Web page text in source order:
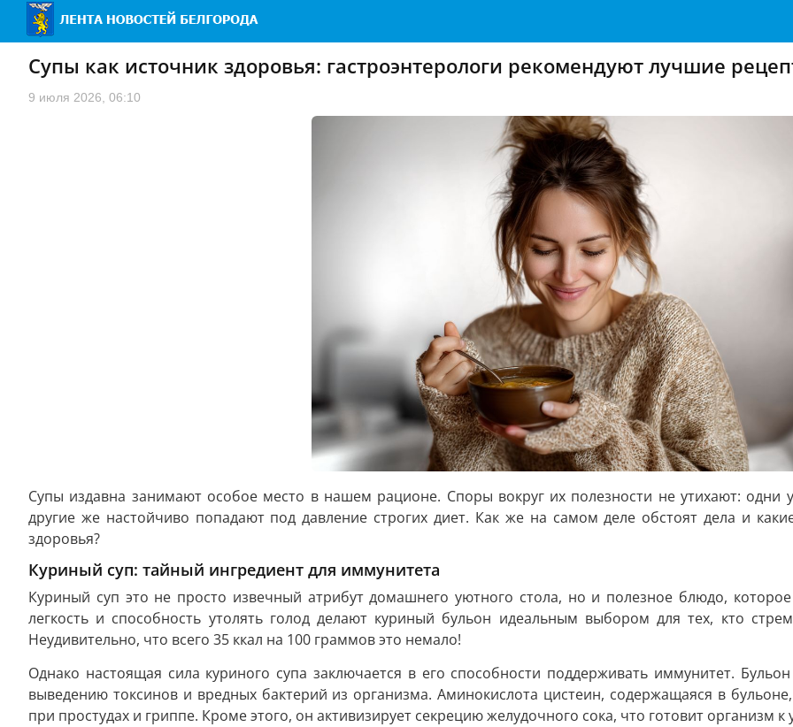
Супы как источник здоровья: гастроэнтерологи рекомендуют лучшие
9 июля 2026, 06:10
Супы издавна занимают особое место в нашем рационе. Споры вокруг их полезности не утихают:
другие же настойчиво попадают под давление строгих диет. Как же на самом деле обстоят дела и
здоровья?
Куриный суп: тайный ингредиент для иммунитета
Куриный суп это не просто извечный атрибут домашнего уютного стола, но и полезное блюдо,
легкость и способность утолять голод делают куриный бульон идеальным выбором для тех, кто
Неудивительно, что всего 35 ккал на 100 граммов это немало!
Однако настоящая сила куриного супа заключается в его способности поддерживать иммунитет.
выведению токсинов и вредных бактерий из организма. Аминокислота цистеин, содержащаяся в
при простудах и гриппе. Кроме этого, он активизирует секрецию желудочного сока, что готовит организм